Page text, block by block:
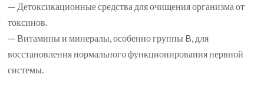
— Детоксикационные средства для очищения организма от
токсинов.
— Витамины и минералы, особенно группы B, для
восстановления нормального функционирования нервной
системы.